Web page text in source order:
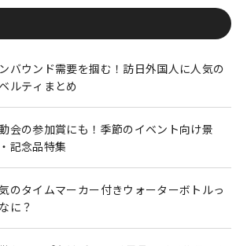
バウンド需要を掴む！訪日外国人に人気の
ルティまとめ
会の参加賞にも！季節のイベント向け景
記念品特集
のタイムマーカー付きウォーターボトルっ
に？